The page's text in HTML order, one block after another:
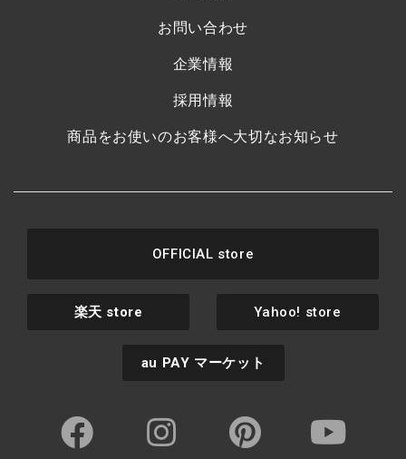
お問い合わせ
企業情報
採用情報
商品をお使いのお客様へ大切なお知らせ
OFFICIAL store
楽天 store Yahoo! store
au PAY マーケット